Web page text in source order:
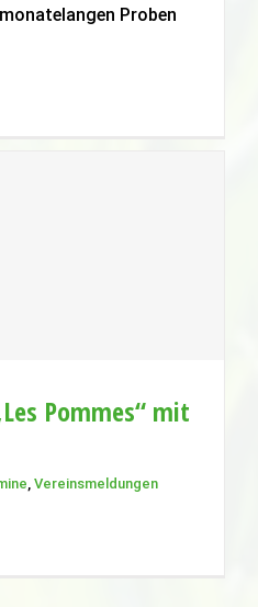
Proben
Pommes“ mit
, Vereinsmeldungen